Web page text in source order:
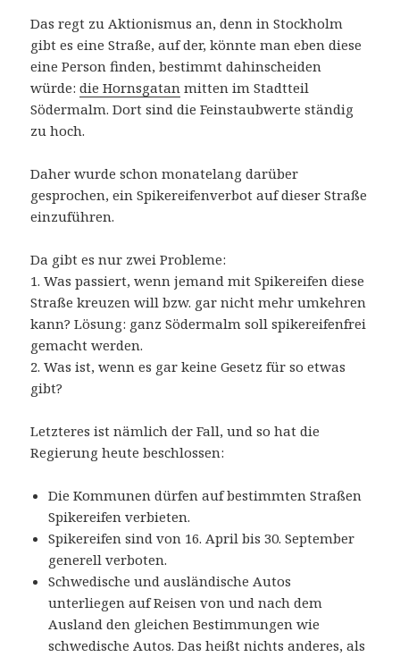
Das regt zu Aktionismus an, denn in Stockholm
gibt es eine Straße, auf der, könnte man eben diese
eine Person finden, bestimmt dahinscheiden
würde:die Hornsgatan mitten im Stadtteil
Södermalm. Dort sind die Feinstaubwerte ständig
zu hoch.
Daher wurde schon monatelang darüber
gesprochen, ein Spikereifenverbot auf dieser Straße
einzuführen.
Da gibt es nur zwei Probleme:
1. Was passiert, wenn jemand mit Spikereifen diese
Straße kreuzen will bzw. gar nicht mehr umkehren
kann? Lösung: ganz Södermalm soll spikereifenfrei
gemacht werden.
2. Was ist, wenn es gar keine Gesetz für so etwas
gibt?
Letzteres ist nämlich der Fall, und so hat die
Regierung heute beschlossen:
Die Kommunen dürfen auf bestimmten Straßen
Spikereifen verbieten.
Spikereifen sind von 16. April bis 30. September
generell verboten.
Schwedische und ausländische Autos
unterliegen auf Reisen von und nach dem
Ausland den gleichen Bestimmungen wie
schwedische Autos. Das heißt nichts anderes, als